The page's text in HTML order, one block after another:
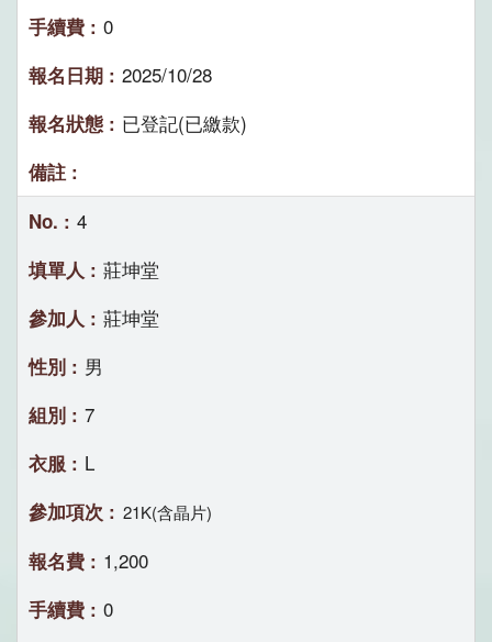
0
2025/10/28
已登記(已繳款)
4
莊坤堂
莊坤堂
男
7
L
21K(含晶片)
1,200
0